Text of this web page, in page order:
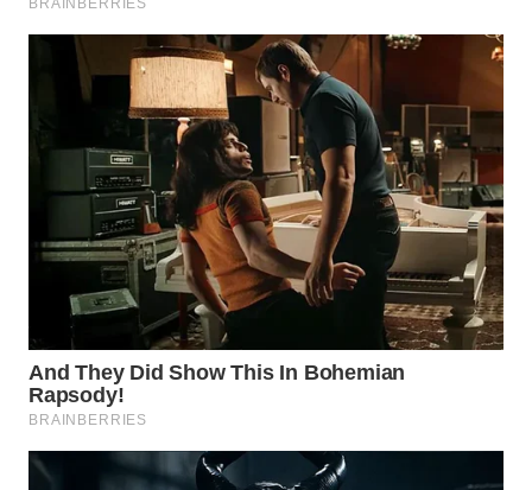
WN DELI
SERDANG
TEBING
TINGGI
WN
PAKPAK
WN
KARAWANG
WN